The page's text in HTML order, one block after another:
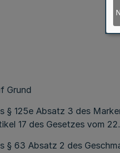
Grund
§ 125e Absatz 3 des
17 des Gesetzes vom
§ 63 Absatz 2 des